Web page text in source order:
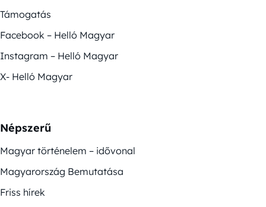
Támogatás
Facebook – Helló Magyar
Instagram – Helló Magyar
X- Helló Magyar
Népszerű
Magyar történelem – idővonal
Magyarország Bemutatása
Friss hírek